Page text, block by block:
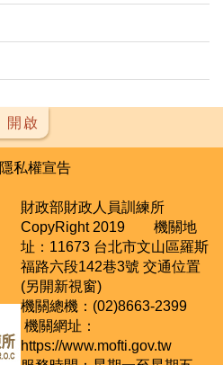
開啟
隱私權宣告
財政部財政人員訓練所
CopyRight 2019 機關地
址：11673 台北市文山區羅斯
福路六段142巷3號 交通位置
(另開新視窗)
機關總機：(02)8663-2399
機關網址：
https://www.mofti.gov.tw